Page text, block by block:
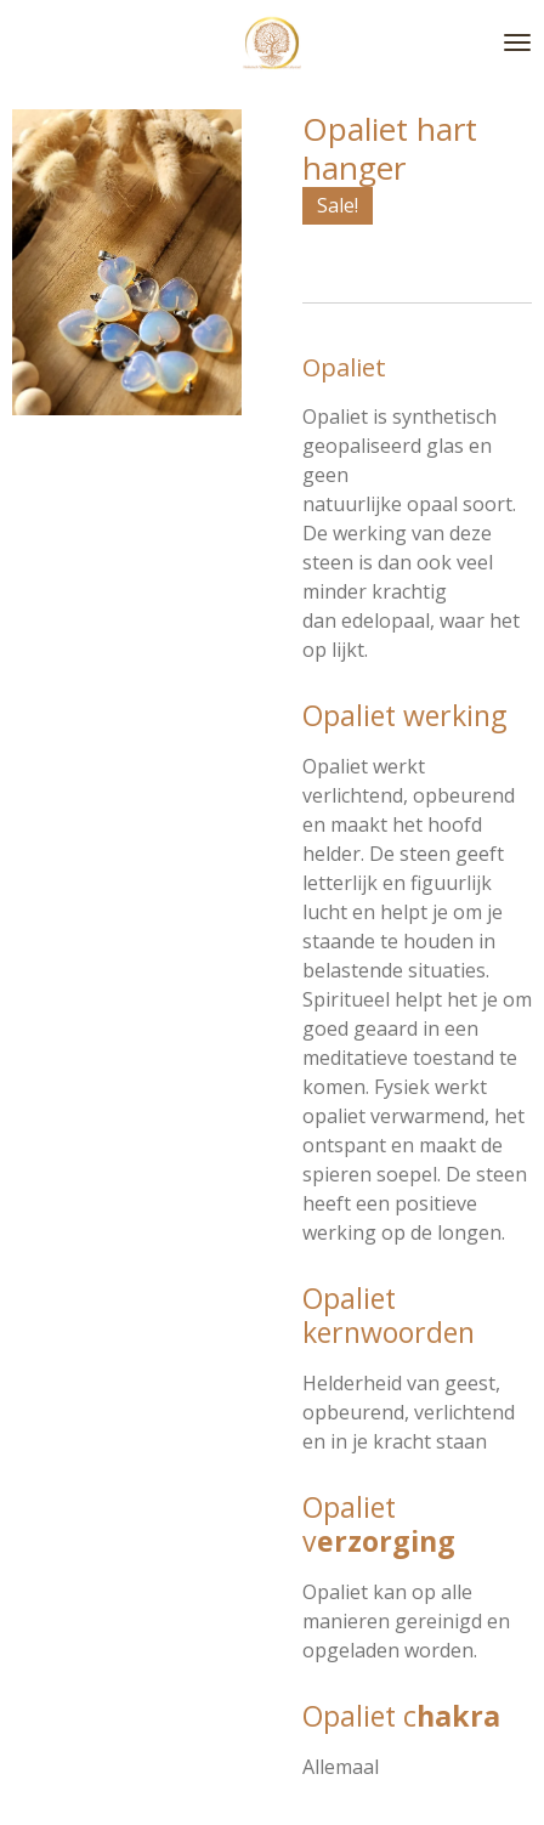
de
hoofdinhoud
Opaliet hart
hanger
Sale!
Opaliet
Opaliet is synthetisch
geopaliseerd glas en
geen
natuurlijke opaal soort.
De werking van deze
steen is dan ook veel
minder krachtig
dan edelopaal, waar het
op lijkt.
Opaliet werking
Opaliet werkt
verlichtend, opbeurend
en maakt het hoofd
helder. De steen geeft
letterlijk en figuurlijk
lucht en helpt je om je
staande te houden in
belastende situaties.
Spiritueel helpt het je om
goed geaard in een
meditatieve toestand te
komen. Fysiek werkt
opaliet verwarmend, het
ontspant en maakt de
spieren soepel. De steen
heeft een positieve
werking op de longen.
Opaliet
kernwoorden
Helderheid van geest,
opbeurend, verlichtend
en in je kracht staan
Opaliet
verzorging
Opaliet kan op alle
manieren gereinigd en
opgeladen worden.
Opaliet chakra
Allemaal